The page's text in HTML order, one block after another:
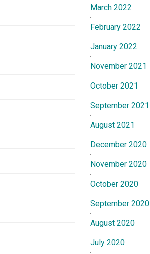
March 2022
February 2022
January 2022
November 2021
October 2021
September 2021
August 2021
December 2020
November 2020
October 2020
September 2020
August 2020
July 2020